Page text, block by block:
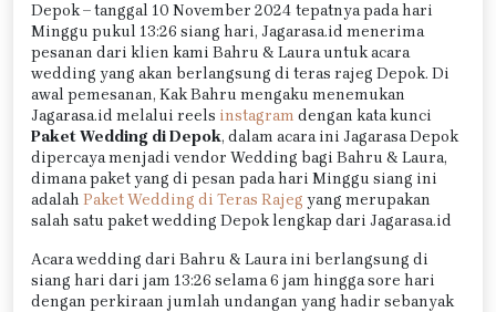
Depok – tanggal 10 November 2024 tepatnya pada hari
Minggu pukul 13:26 siang hari, Jagarasa.id menerima
pesanan dari klien kami Bahru & Laura untuk acara
wedding yang akan berlangsung di teras rajeg Depok. Di
awal pemesanan, Kak Bahru mengaku menemukan
Jagarasa.id melalui reels instagram dengan kata kunci
Paket Wedding di Depok, dalam acara ini Jagarasa Depok
dipercaya menjadi vendor Wedding bagi Bahru & Laura,
dimana paket yang di pesan pada hari Minggu siang ini
adalah Paket Wedding di Teras Rajeg yang merupakan
salah satu paket wedding Depok lengkap dari Jagarasa.id
Acara wedding dari Bahru & Laura ini berlangsung di
siang hari dari jam 13:26 selama 6 jam hingga sore hari
dengan perkiraan jumlah undangan yang hadir sebanyak